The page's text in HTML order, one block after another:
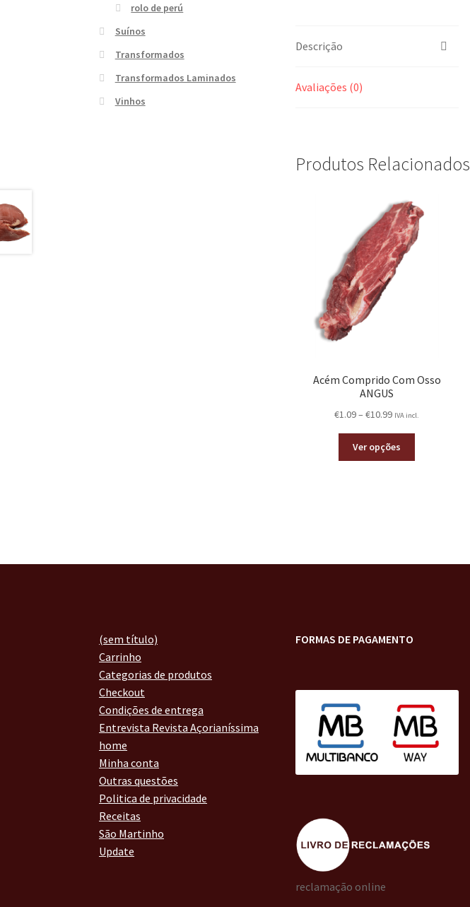
Descrição
Avaliações (0)
Produtos Relacionados
Acém Comprido Com Osso
ANGUS
€1.09– €10.99 IVA incl.
Ver opções
rolo de perú
Suínos
Transformados
Transformados Laminados
Vinhos
(sem título)
Carrinho
Categorias de produtos
Checkout
Condições de entrega
Entrevista Revista Açorianíssima
home
Minha conta
Outras questões
Politica de privacidade
Receitas
São Martinho
Update
FORMAS DE PAGAMENTO
reclamação online